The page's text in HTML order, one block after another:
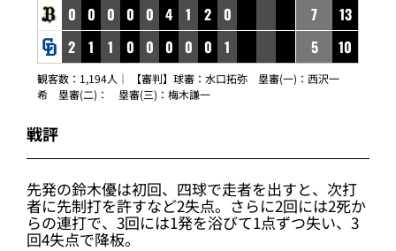
0 0 0 0 0 4 1 2 0
2
1 1 0 0 0 0 0 1
7
13
5
10
観客数：1,194人｜ 【審判】球審：水口拓弥 塁審(一)：西沢一
希 塁審(二)： 塁審(三)：梅木謙一
戦評
先発の鈴木優は初回、四球で走者を出すと、次打
者に先制打を許すなど2失点。さらに2回には2死か
らの連打で、3回には1発を浴びて1点ずつ失い、3
回4失点で降板。